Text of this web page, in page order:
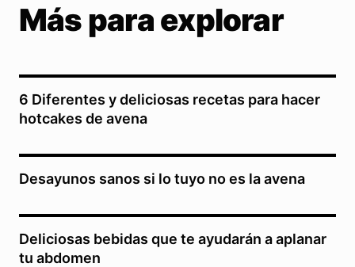
Más para explorar
6 Diferentes y deliciosas recetas para hacer
hotcakes de avena
Desayunos sanos si lo tuyo no es la avena
Deliciosas bebidas que te ayudarán a aplanar
tu abdomen